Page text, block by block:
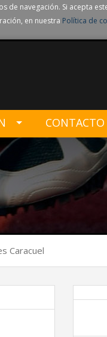
navegación. Si acepta
en nuestra Política de
CONTACTO
Caracuel